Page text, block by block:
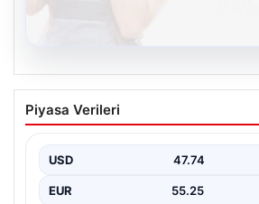
Kelebek.Org İle Dijital
Adresi Ve Chat Deneyimi
irtibat kurması büyük bir önem
olarak…
Piyasa Verileri
USD 47.74
EUR 55.25